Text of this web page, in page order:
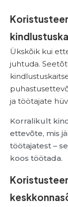
Ükskõik kui
juhtuda.
ja töötajate
Korralikult
ettevõte, mis
töötajatest –
koos töötada.